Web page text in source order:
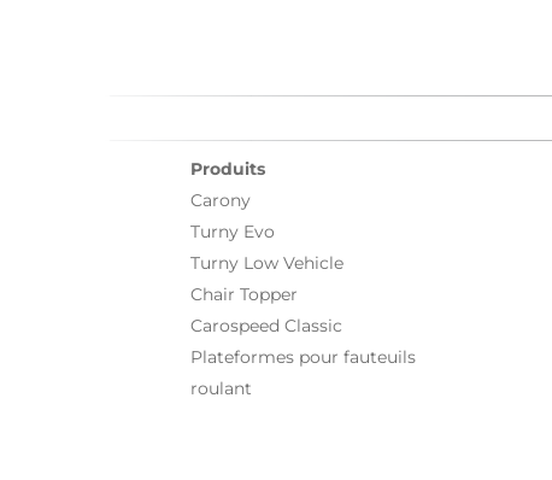
Produits
Carony
Turny Evo
Turny Low Vehicle
Chair Topper
Carospeed Classic
Plateformes pour fauteuils
roulant